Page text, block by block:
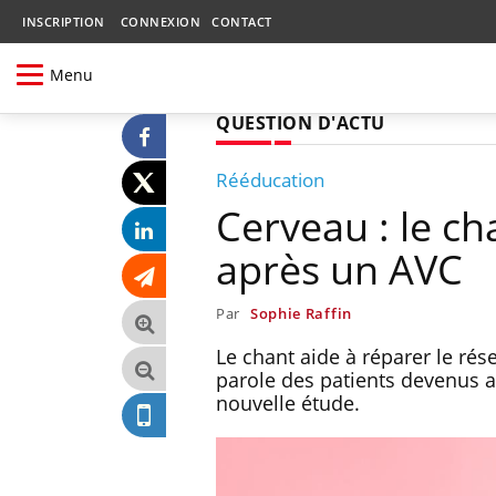
INSCRIPTION CONNEXION CONTACT
Menu
QUESTION D'ACTU
Rééducation
Cerveau : le
après un AVC
Par Sophie Raffin
Le chant aide à réparer le
parole des patients devenus
nouvelle étude.